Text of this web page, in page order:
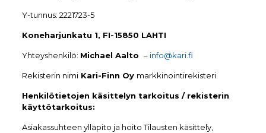
Y-tunnus: 2221723-5
Koneharjunkatu 1, FI-15850 LAHTI
Yhteyshenkilö: Michael Aalto – info@kari.fi
Rekisterin nimiKari-Finn Oy markkinointirekisteri.
Henkilötietojen käsittelyn tarkoitus / rekisterin
käyttötarkoitus:
Asiakassuhteen ylläpito ja hoito Tilausten käsittely,